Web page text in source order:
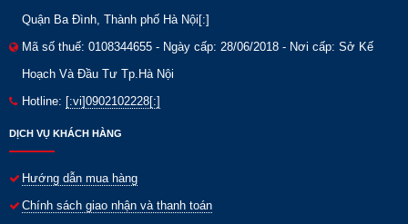
Quận Ba Đình, Thành phố Hà Nội[:]
Mã số thuế: 0108344655 - Ngày cấp: 28/06/2018 - Nơi cấp: Sở Kế
Hoạch Và Đầu Tư Tp.Hà Nội
Hotline: [:vi]0902102228[:]
DỊCH VỤ KHÁCH HÀNG
Hướng dẫn mua hàng
Chính sách giao nhận và thanh toán